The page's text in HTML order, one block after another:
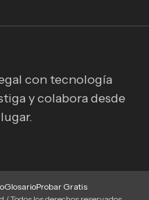
con tecnología
y colabora desde
GlosarioProbar Gratis